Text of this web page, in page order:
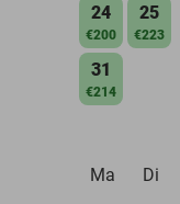
24
€200
25
€223
31
€214
Ma
Di